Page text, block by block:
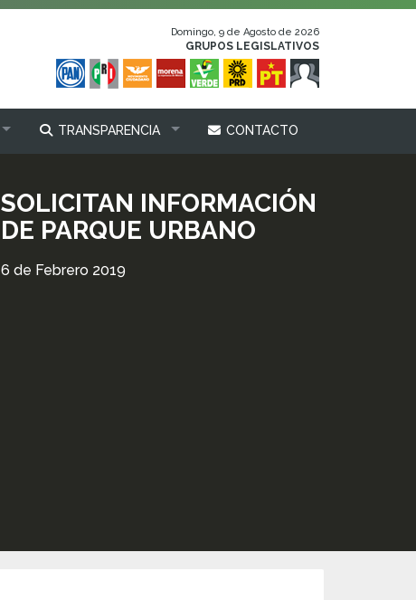
Domingo, 9 de Agosto de 2026
GRUPOS LEGISLATIVOS
TRANSPARENCIA CONTACTO
SOLICITAN INFORMACIÓN
DE PARQUE URBANO
6 de Febrero 2019